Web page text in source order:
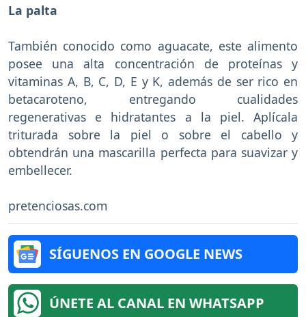
La palta
También conocido como aguacate, este alimento
posee una alta concentración de proteínas y
vitaminas A, B, C, D, E y K, además de ser rico en
betacaroteno, entregando cualidades
regenerativas e hidratantes a la piel. Aplícala
triturada sobre la piel o sobre el cabello y
obtendrán una mascarilla perfecta para suavizar y
embellecer.
pretenciosas.com
SÍGUENOS EN GOOGLE NEWS
ÚNETE AL CANAL EN WHATSAPP